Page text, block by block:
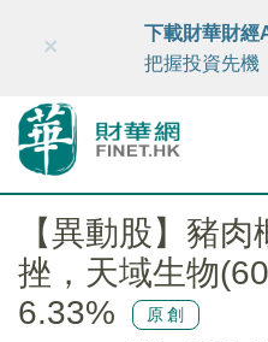
財華智庫網 FINTV
×
下載財華財經
把握投資先機
【異動股】豬
挫，天域生物
6.33%
原創